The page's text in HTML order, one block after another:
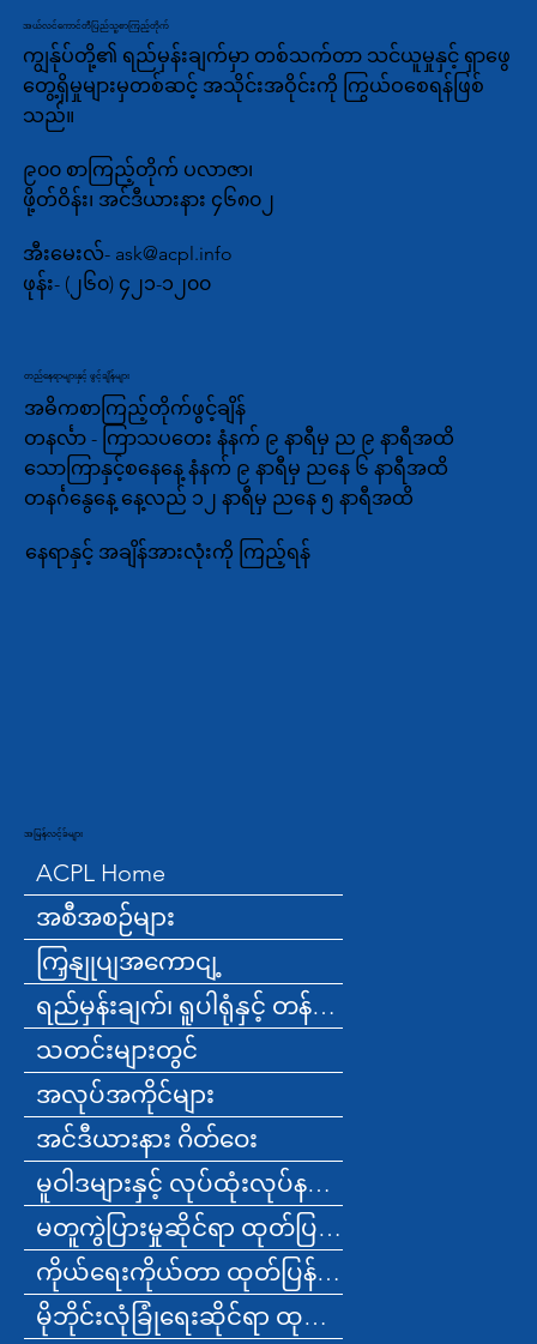
အယ်လင်ကောင်တီပြည်သူ့စာကြည့်တိုက်
ကျွန်ုပ်တို့၏ ရည်မှန်းချက်မှာ တစ်သက်တာ သင်ယူမှုနှင့် ရှာဖွေ
တွေ့ရှိမှုများမှတစ်ဆင့် အသိုင်းအဝိုင်းကို ကြွယ်ဝစေရန်ဖြစ်
သည်။
၉၀၀ စာကြည့်တိုက် ပလာဇာ၊
ဖို့တ်ဝိန်း၊ အင်ဒီယားနား ၄၆၈၀၂
အီးမေးလ်- ask@acpl.info
ဖုန်း- (၂၆၀) ၄၂၁-၁၂၀၀
တည်နေရာများနှင့် ဖွင့်ချိန်များ
အဓိကစာကြည့်တိုက်ဖွင့်ချိန်
တနင်္လာ - ကြာသပတေး နံနက် ၉ နာရီမှ ည ၉ နာရီအထိ
သောကြာနှင့်စနေနေ့ နံနက် ၉ နာရီမှ ညနေ ၆ နာရီအထိ
တနင်္ဂနွေနေ့ နေ့လည် ၁၂ နာရီမှ ညနေ ၅ နာရီအထိ
နေရာနှင့် အချိန်အားလုံးကို ကြည့်ရန်
အမြန်လင့်ခ်များ
ACPL Home
အစီအစဉ်များ
ကြှနျုပျအကောငျ့
ရည်မှန်းချက်၊ ရူပါရုံနှင့် တန်ဖိုးများ
သတင်းများတွင်
အလုပ်အကိုင်များ
အင်ဒီယားနား ဂိတ်ဝေး
မူဝါဒများနှင့် လုပ်ထုံးလုပ်နည်းများ
မတူကွဲပြားမှုဆိုင်ရာ ထုတ်ပြန်ချက်
ကိုယ်ရေးကိုယ်တာ ထုတ်ပြန်ချက်
မိုဘိုင်းလုံခြုံရေးဆိုင်ရာ ထုတ်ပြန်ချက်